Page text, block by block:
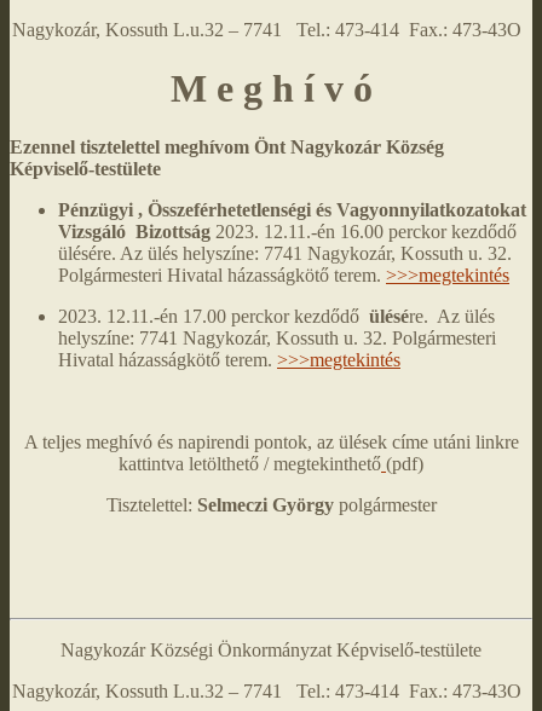
Nagykozár, Kossuth L.u.32 – 7741 Tel.: 473-414 Fax.: 473-43O
M e g h í v ó
Ezennel tisztelettel meghívom Önt Nagykozár Község
Képviselő-testülete
Pénzügyi , Összeférhetetlenségi és Vagyonnyilatkozatokat
Vizsgáló Bizottság 2023. 12.11.-én 16.00 perckor kezdődő
ülésére. Az ülés helyszíne: 7741 Nagykozár, Kossuth u. 32.
Polgármesteri Hivatal házasságkötő terem. >>>megtekintés
2023. 12.11.-én 17.00 perckor kezdődő ülésére. Az ülés
helyszíne: 7741 Nagykozár, Kossuth u. 32. Polgármesteri
Hivatal házasságkötő terem. >>>megtekintés
A teljes meghívó és napirendi pontok, az ülések címe utáni linkre
kattintva letölthető / megtekinthető (pdf)
Tisztelettel: Selmeczi Györgypolgármester
Nagykozár Községi Önkormányzat Képviselő-testülete
Nagykozár, Kossuth L.u.32 – 7741 Tel.: 473-414 Fax.: 473-43O